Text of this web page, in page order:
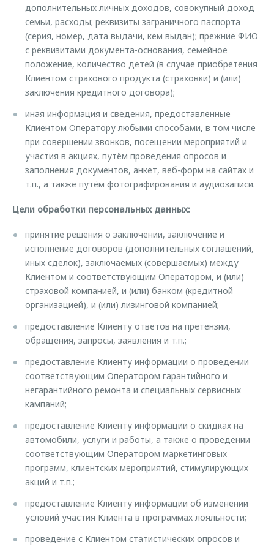
дополнительных личных доходов, совокупный доход
семьи, расходы; реквизиты заграничного паспорта
(серия, номер, дата выдачи, кем выдан); прежние ФИО
с реквизитами документа-основания, семейное
положение, количество детей (в случае приобретения
Клиентом страхового продукта (страховки) и (или)
заключения кредитного договора);
иная информация и сведения, предоставленные
Клиентом Оператору любыми способами, в том числе
при совершении звонков, посещении мероприятий и
участия в акциях, путём проведения опросов и
заполнения документов, анкет, веб-форм на сайтах и
т.п., а также путём фотографирования и аудиозаписи.
Цели обработки персональных данных:
принятие решения о заключении, заключение и
исполнение договоров (дополнительных соглашений,
иных сделок), заключаемых (совершаемых) между
Клиентом и соответствующим Оператором, и (или)
страховой компанией, и (или) банком (кредитной
организацией), и (или) лизинговой компанией;
предоставление Клиенту ответов на претензии,
обращения, запросы, заявления и т.п.;
предоставление Клиенту информации о проведении
соответствующим Оператором гарантийного и
негарантийного ремонта и специальных сервисных
кампаний;
предоставление Клиенту информации о скидках на
автомобили, услуги и работы, а также о проведении
соответствующим Оператором маркетинговых
программ, клиентских мероприятий, стимулирующих
акций и т.п.;
предоставление Клиенту информации об изменении
условий участия Клиента в программах лояльности;
проведение с Клиентом статистических опросов и